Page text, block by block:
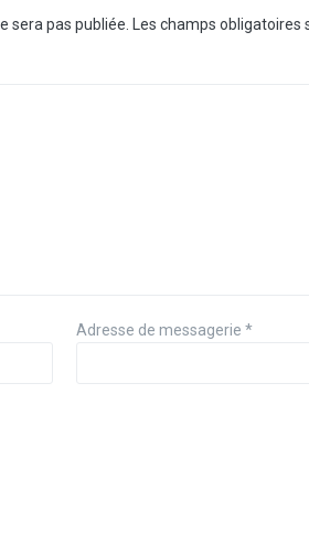
sera pas publiée. Les champs obligatoires
Adresse de messagerie*